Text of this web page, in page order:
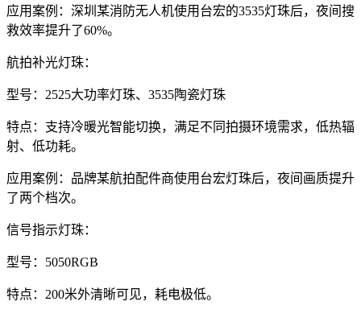
应用案例：深圳某消防无人机使用台宏的3535灯珠后，夜间搜
救效率提升了60%。
航拍补光灯珠：
型号：2525大功率灯珠、3535陶瓷灯珠
特点：支持冷暖光智能切换，满足不同拍摄环境需求，低热辐
射、低功耗。
应用案例：品牌某航拍配件商使用台宏灯珠后，夜间画质提升
了两个档次。
信号指示灯珠：
型号：5050RGB
特点：200米外清晰可见，耗电极低。